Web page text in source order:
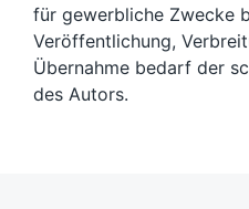
für gewerbliche Zwecke
Veröffentlichung,
Übernahme bedarf der
des Autors.